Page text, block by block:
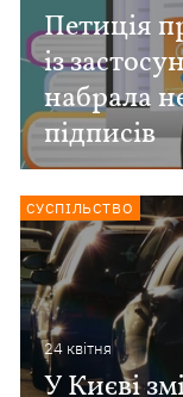
Петиція
із
набрала
підписів
24 квiтня
У Києві
СУСПІЛЬСТВО